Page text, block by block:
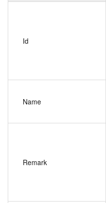
Id
Name
Remark